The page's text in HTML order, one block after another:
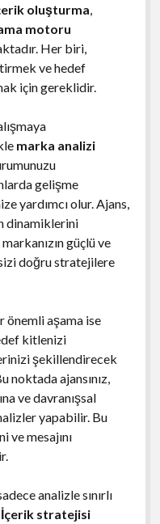
oluşturma,
motoru
Her biri,
ve hedef
için gereklidir.
marka analizi
gelişme
yardımcı olur. Ajans,
dinamiklerini
güçlü ve
doğru stratejilere
aşama ise
kitlenizi
şekillendirecek
noktada ajansınız,
ve davranışsal
yapabilir. Bu
ve mesajını
analizle sınırlı
İçerik stratejisi